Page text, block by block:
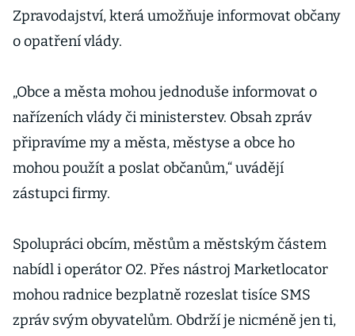
Zpravodajství, která umožňuje informovat občany
o opatření vlády.
„Obce a města mohou jednoduše informovat o
nařízeních vlády či ministerstev. Obsah zpráv
připravíme my a města, městyse a obce ho
mohou použít a poslat občanům,“ uvádějí
zástupci firmy.
Spolupráci obcím, městům a městským částem
nabídl i operátor O2. Přes nástroj Marketlocator
mohou radnice bezplatně rozeslat tisíce SMS
zpráv svým obyvatelům. Obdrží je nicméně jen ti,